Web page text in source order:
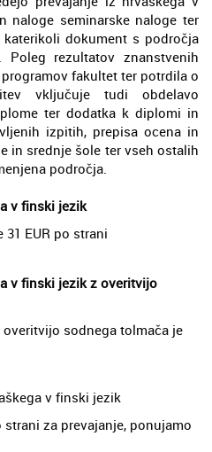
naloge seminarske naloge ter
dokument s področja
Poleg rezultatov znanstvenih
fakultet ter potrdila o
vključuje tudi obdelavo
ter dodatka k diplomi in
izpitih, prepisa ocena in
in srednje šole ter vseh ostalih
področja.
v finski jezik
EUR po strani
v finski jezik z overitvijo
sodnega tolmača je
v finski jezik
za prevajanje, ponujamo